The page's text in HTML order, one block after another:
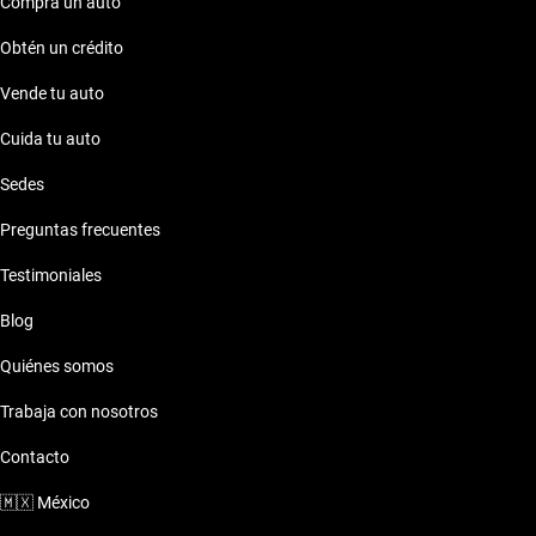
Obtén un crédito
Vende tu auto
Cuida tu auto
Sedes
Preguntas frecuentes
Testimoniales
Blog
Quiénes somos
Trabaja con nosotros
Contacto
🇲🇽 México